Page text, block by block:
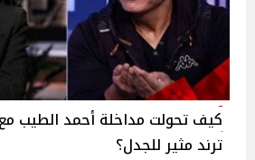
كيف تحولت مداخلة أحمد الطيب
ترند مثير للجدل؟